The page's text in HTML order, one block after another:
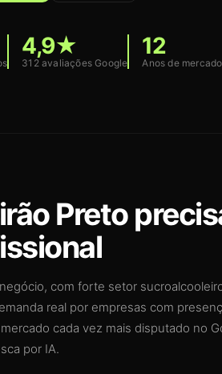
4,9★
312 avaliações Google
12
Anos de mercado
Preto
com forte setor
real por empresas com
cada vez mais disputado no
por IA.